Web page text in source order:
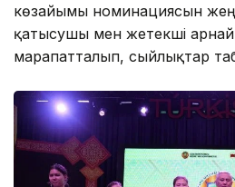
көзайымы номинациясын
қатысушы мен жетекші
марапатталып, сыйлықтар